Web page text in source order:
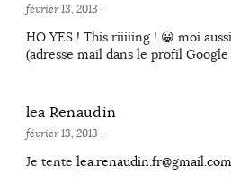
février 13, 2013 ·
HO YES ! This riiiiing ! 😀 moi
(adresse mail dans le profil Google
lea Renaudin
février 13, 2013 ·
Je tente lea.renaudin.fr@gmail.com